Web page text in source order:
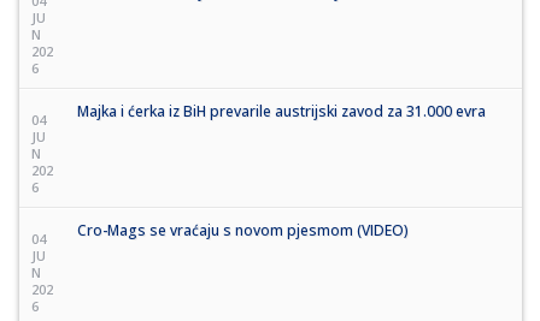
JU
N
202
6
04
JU
N
202
6
Majka i ćerka iz BiH prevarile austrijski zavod za 31.000 evra
04
JU
N
202
6
Cro-Mags se vraćaju s novom pjesmom (VIDEO)